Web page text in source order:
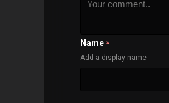
Name *
Add a display name